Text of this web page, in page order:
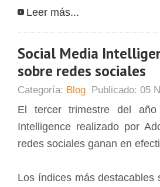
Leer más...
Social Media
sobre redes sociales
Categoría: Blog Publicado: 05
El tercer trimestre del
Intelligence realizado por
redes sociales ganan en
Los índices más destacables